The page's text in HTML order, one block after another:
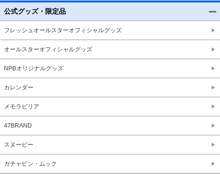
公式グッズ・限定品
フレッシュオールスターオフィシャルグッズ
オールスターオフィシャルグッズ
NPBオリジナルグッズ
カレンダー
メモラビリア
47BRAND
スヌーピー
ガチャピン・ムック